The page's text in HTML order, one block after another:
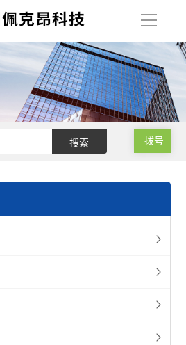
导
拨号